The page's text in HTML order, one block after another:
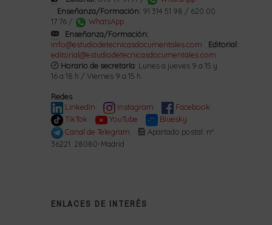
Enseñanza/Formación: 91 314 51 98 / 620 00
17 76 /
WhatsApp
Enseñanza/Formación:
info@estudiodetecnicasdocumentales.com
Editorial:
editorial@estudiodetecnicasdocumentales.com
Horario de secretaría: Lunes a jueves 9 a 15 y
16 a 18 h / Viernes 9 a 15 h.
Redes
LinkedIn
Instagram
Facebook
TikTok
YouTube
Bluesky
Canal de Telegram
Apartado postal: nº
36221. 28080-Madrid
ENLACES DE INTERÉS